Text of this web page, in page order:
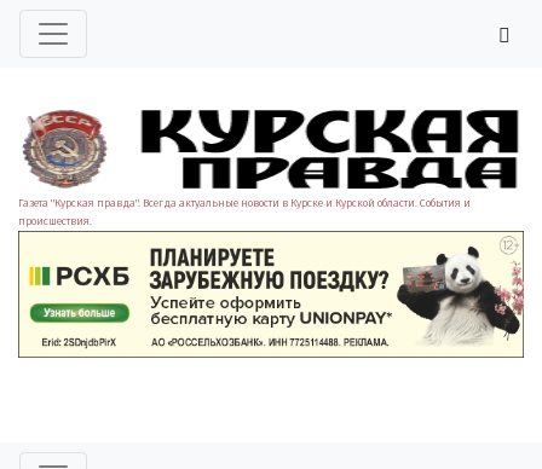
Газета "Курская правда". Всегда актуальные новости в Курске и Курской области. События и
происшествия.